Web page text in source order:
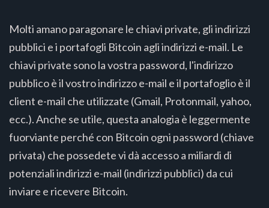
Molti amano paragonare le chiavi private, gli indirizzi
pubblici e i portafogli Bitcoin agli indirizzi e-mail. Le
chiavi private sono la vostra password, l'indirizzo
pubblico è il vostro indirizzo e-mail e il portafoglio è il
client e-mail che utilizzate (Gmail, Protonmail, yahoo,
ecc.). Anche se utile, questa analogia è leggermente
fuorviante perché con Bitcoin ogni password (chiave
privata) che possedete vi dà accesso a miliardi di
potenziali indirizzi e-mail (indirizzi pubblici) da cui
inviare e ricevere Bitcoin.